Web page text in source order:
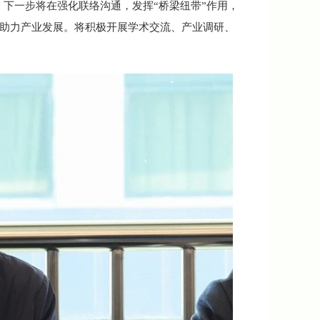
步将在强化联络沟通，发挥“桥梁纽带”作用，
力产业发展。将积极开展学术交流、产业调研、